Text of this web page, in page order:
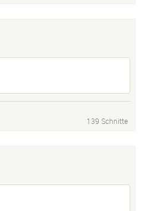
139 Schnitte